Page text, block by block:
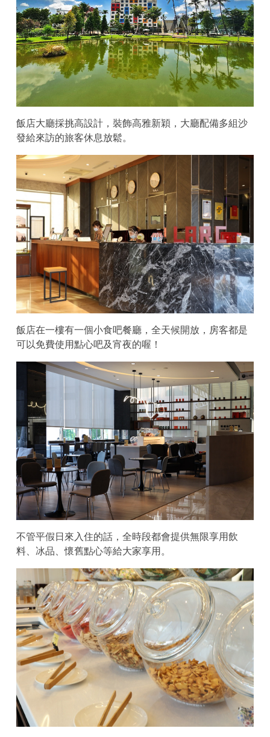
飯店大廳採挑高設計，裝飾高雅新穎，大廳配備多組沙
發給來訪的旅客休息放鬆。
飯店在一樓有一個小食吧餐廳，全天候開放，房客都是
可以免費使用點心吧及宵夜的喔！
不管平假日來入住的話，全時段都會提供無限享用飲
料、冰品、懷舊點心等給大家享用。